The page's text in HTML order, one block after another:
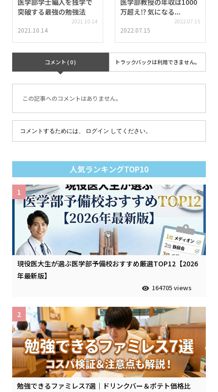
突破する最強の勉強法
2021.10.14
2021.10.14
万超え⁉︎ 気になる...
2022.07.15
2022.07.15
コメント ( 0 ) トラックバックは利用できません。
この記事へのコメントはありません。
コメントするためには、 ログイン してください。
人気ランキングTOP10
現役医大生が選ぶ医学部予備校おすすめ厳選TOP12【2026
年最新版】
164705 views
1
勉強できるファミレス7選｜ドリンクバー＆ポテト価格比
2